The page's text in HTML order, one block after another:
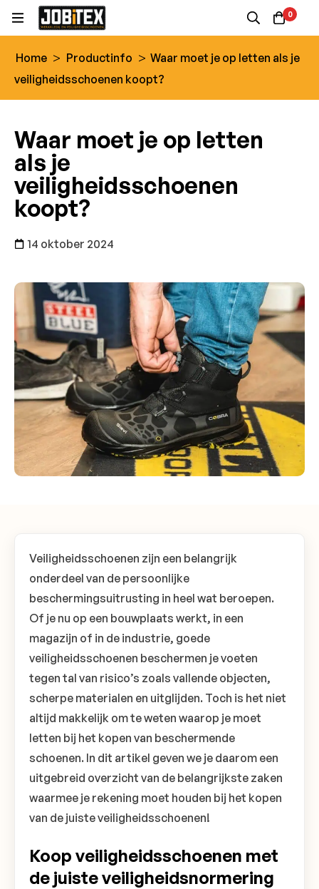
0
Home > Productinfo > Waar moet je op letten als je
veiligheidsschoenen koopt?
Waar moet je op letten
als je
veiligheidsschoenen
koopt?
14 oktober 2024
Veiligheidsschoenen zijn een belangrijk
onderdeel van de persoonlijke
beschermingsuitrusting in heel wat beroepen.
Of je nu op een bouwplaats werkt, in een
magazijn of in de industrie, goede
veiligheidsschoenen beschermen je voeten
tegen tal van risico’s zoals vallende objecten,
scherpe materialen en uitglijden. Toch is het niet
altijd makkelijk om te weten waarop je moet
letten bij het kopen van beschermende
schoenen. In dit artikel geven we je daarom een
uitgebreid overzicht van de belangrijkste zaken
waarmee je rekening moet houden bij het kopen
van de juiste veiligheidsschoenen!
Koop veiligheidsschoenen met
de juiste veiligheidsnormering